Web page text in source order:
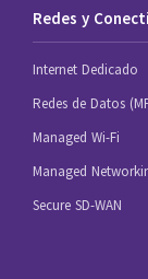
Redes y
Internet Dedicado
Redes de Datos
Managed Wi-Fi
Managed
Secure SD-WAN